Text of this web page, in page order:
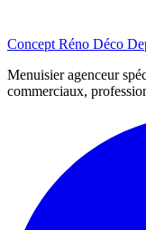
Concept Réno Déco
Menuisier agenceur
commerciaux,